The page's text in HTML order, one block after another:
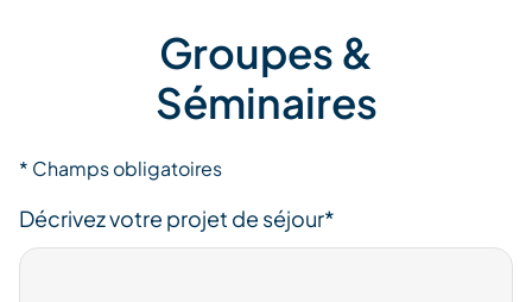
Groupes &
Séminaires
* Champs obligatoires
Décrivez votre projet de séjour*